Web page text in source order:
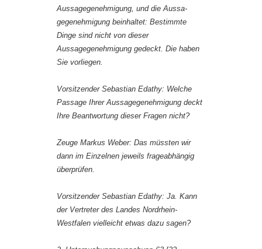
Aussagegenehmigung, und die Aussa-
gegenehmigung beinhaltet: Bestimmte
Dinge sind nicht von dieser
Aussagegenehmigung gedeckt. Die haben
Sie vorliegen.
Vorsitzender Sebastian Edathy: Welche
Passage Ihrer Aussagegenehmigung deckt
Ihre Beantwortung dieser Fragen nicht?
Zeuge Markus Weber: Das müssten wir
dann im Einzelnen jeweils frageabhängig
überprüfen.
Vorsitzender Sebastian Edathy: Ja. Kann
der Vertreter des Landes Nordrhein-
Westfalen vielleicht etwas dazu sagen?